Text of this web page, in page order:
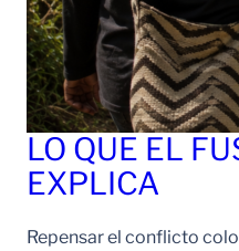
LO QUE EL
EXPLICA
Repensar el conflicto